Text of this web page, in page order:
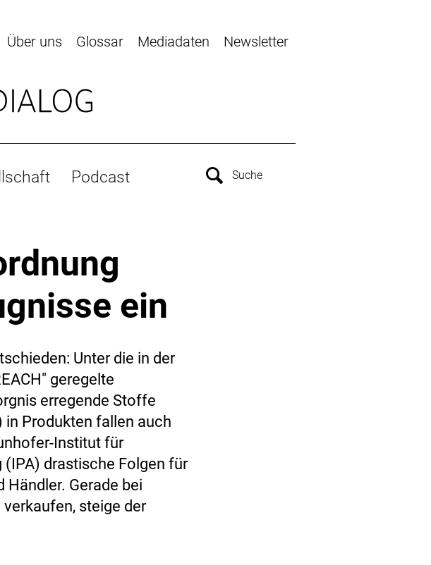
Über uns Glossar Mediadaten Newsletter
Podcast
ein
Unter die in der
geregelte
erregende Stoffe
in Produkten fallen auch
Institut für
drastische Folgen für
Gerade bei
steige der